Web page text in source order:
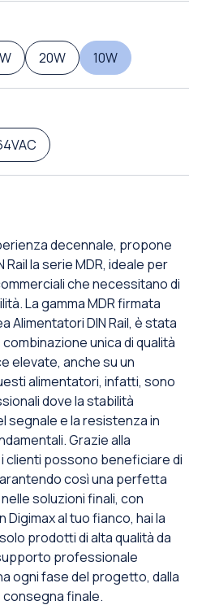
20W 10W
decennale, propone
Rail la serie MDR, ideale per
che necessitano di
La gamma MDR firmata
Alimentatori DIN Rail, è stata
unica di qualità
elevate, anche su un
alimentatori, infatti, sono
dove la stabilità
segnale e la resistenza in
Grazie alla
clienti possono beneficiare di
così una perfetta
soluzioni finali, con
al tuo fianco, hai la
prodotti di alta qualità da
professionale
ogni fase del progetto, dalla
consegna finale.